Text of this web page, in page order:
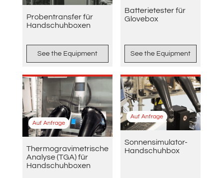
Probentransfer für
Handschuhboxen
See the Equipment
Batterietester für
Glovebox
See the Equipment
Auf Anfrage
Thermogravimetrische
Analyse (TGA) für
Handschuhboxen
Auf Anfrage
Sonnensimulator-
Handschuhbox